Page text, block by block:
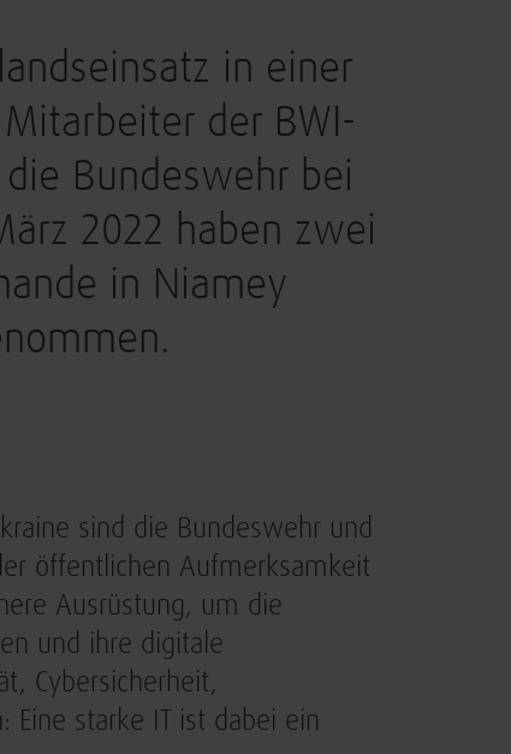
in einer
der BWI-
Bundeswehr bei
2022 haben zwei
in Niamey
sind die Bundeswehr und
öffentlichen Aufmerksamkeit
Ausrüstung, um die
und ihre digitale
Cybersicherheit,
Eine starke IT ist dabei ein